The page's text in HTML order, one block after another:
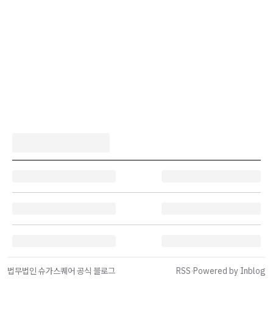
법무법인 슈가스퀘어 공식 블로그 RSS·Powered by Inblog